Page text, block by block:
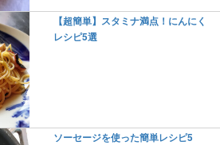
【超簡単】スタミナ満点！にんにく
レシピ5選
ソーセージを使った簡単レシピ5